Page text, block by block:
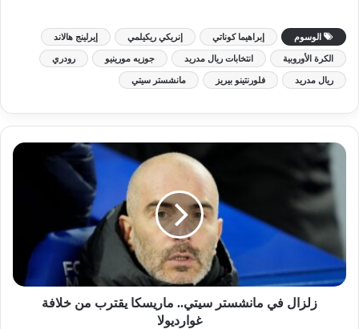
الوسوم إبراهيما كوناتي إنريكي ريكيلمي إيرلينج هالاند
الكرة الأوروبية انتخابات ريال مدريد جوزيه مورينيو رودري
ريال مدريد فلورنتينو بيريز مانشستر سيتي
زلزال في مانشستر سيتي.. ماريسكا يقترب من خلافة
غوارديولا